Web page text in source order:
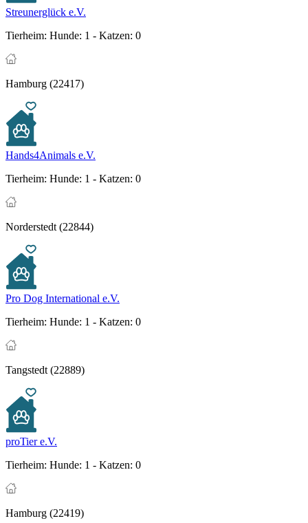
Streunerglück e.V.
Tierheim: Hunde: 1 - Katzen: 0
Hamburg (22417)
Hands4Animals e.V.
Tierheim: Hunde: 1 - Katzen: 0
Norderstedt (22844)
Pro Dog International e.V.
Tierheim: Hunde: 1 - Katzen: 0
Tangstedt (22889)
proTier e.V.
Tierheim: Hunde: 1 - Katzen: 0
Hamburg (22419)